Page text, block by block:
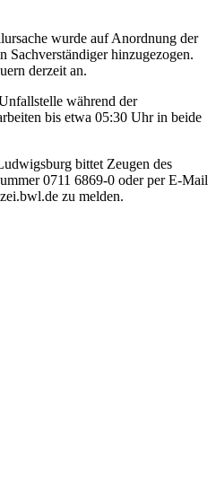
wurde auf Anordnung der
Sachverständiger hinzugezogen.
derzeit an.
während der
bis etwa 05:30 Uhr in beide
bittet Zeugen des
0711 6869-0 oder per E-Mail
zu melden.